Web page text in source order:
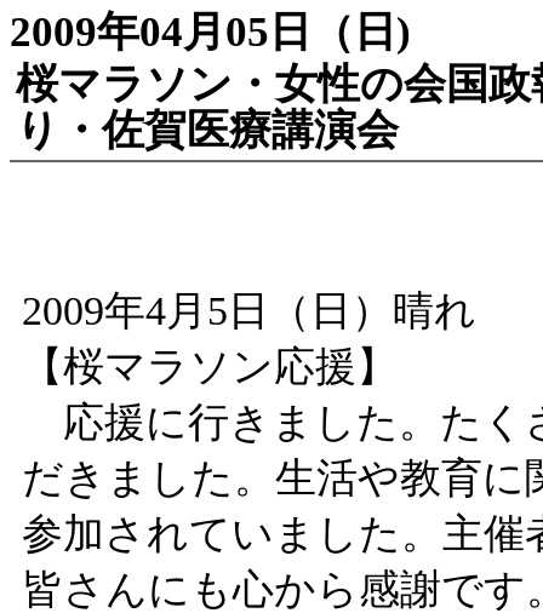
2009年04月05日（日)
桜マラソン・女性の会国
り・佐賀医療講演会
2009年4月5日（日）晴れ
【桜マラソン応援】
応援に行きました。たく
だきました。生活や教育
参加されていました。主
皆さんにも心から感謝です